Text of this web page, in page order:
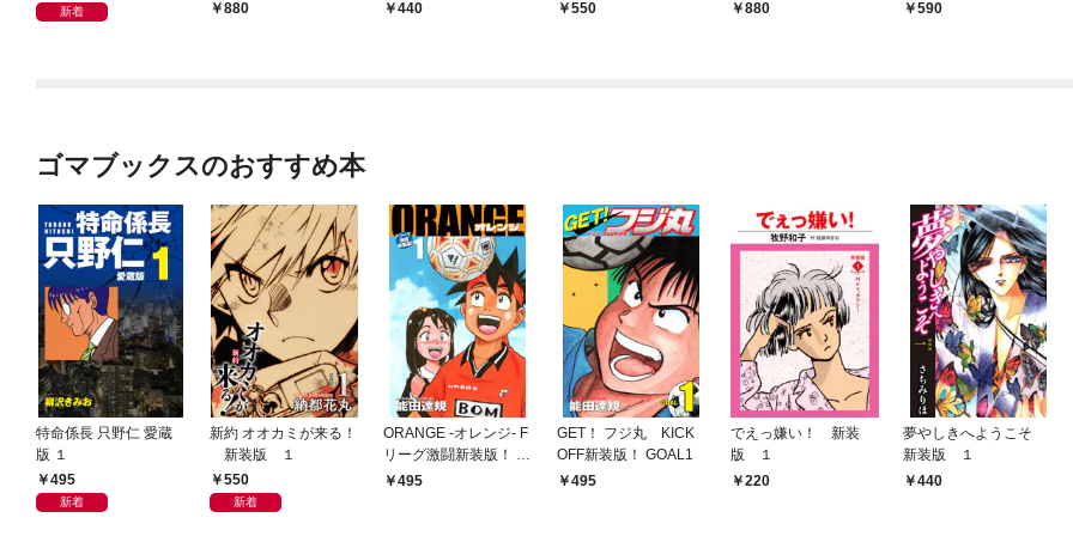
新着 880 440 550 880 590
ゴマブックスのおすすめ本
特命係長 只野仁 愛蔵
版 １
495
新着
新約 オオカミが来る！
新装版 １
550
新着
ORANGE -オレンジ- F
リーグ激闘新装版！ 第
１巻495
GET！ フジ丸 KICK
OFF新装版！ GOAL1
495
でえっ嫌い！ 新装
版 １
220
夢やしきへようこそ
新装版 １
440